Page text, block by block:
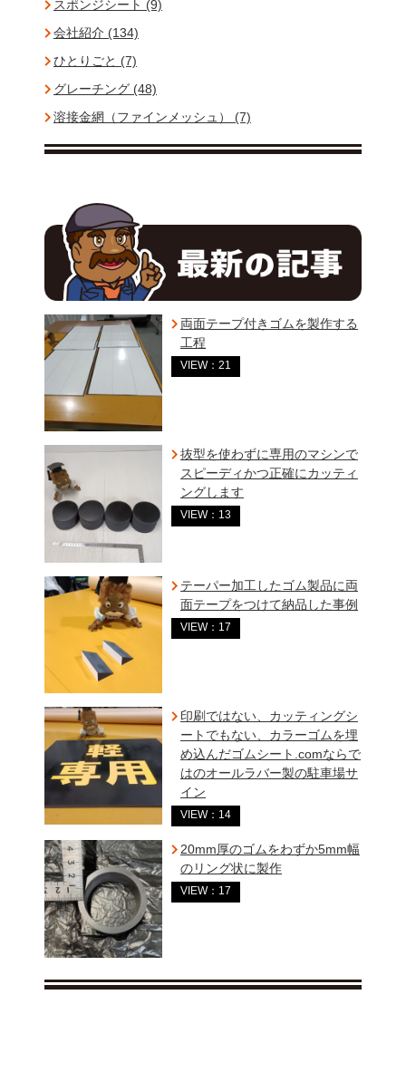
スポンジシート (9)
会社紹介 (134)
ひとりごと (7)
グレーチング (48)
溶接金網（ファインメッシュ） (7)
両面テープ付きゴムを製作する
工程
VIEW：21
抜型を使わずに専用のマシンで
スピーディかつ正確にカッティ
ングします
VIEW：13
テーパー加工したゴム製品に両
面テープをつけて納品した事例
VIEW：17
印刷ではない、カッティングシ
ートでもない、カラーゴムを埋
め込んだゴムシート.comならで
はのオールラバー製の駐車場サ
イン
VIEW：14
20mm厚のゴムをわずか5mm幅
のリング状に製作
VIEW：17